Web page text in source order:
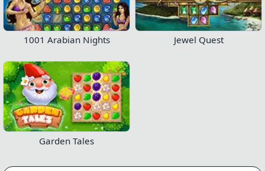
1001 Arabian Nights Jewel Quest
Garden Tales